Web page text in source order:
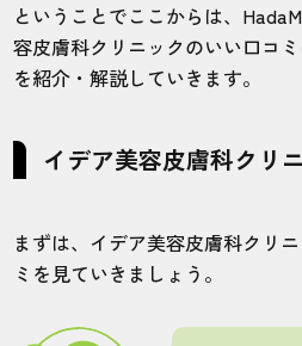
ということでここからは、
容皮膚科クリニックのいい口コ
を紹介・解説していきます。
イデア美容皮膚科クリ
まずは、イデア美容皮膚科クリ
ミを見ていきましょう。